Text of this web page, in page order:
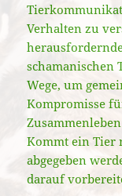
Verhalten zu
Wege, um
Kompromisse
Kommt ein Tier
abgegeben
darauf